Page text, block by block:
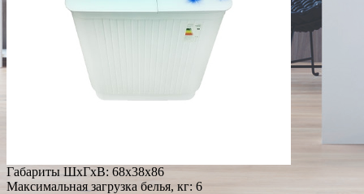
Габариты ШxГxВ: 68x38x86
Максимальная загрузка белья, кг: 6